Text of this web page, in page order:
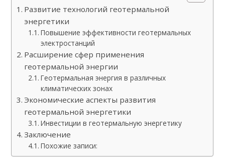
Развитие технологий геотермальной
энергетики
Повышение эффективности геотермальных
электростанций
Расширение сфер применения
геотермальной энергии
Геотермальная энергия в различных
климатических зонах
Экономические аспекты развития
геотермальной энергетики
Инвестиции в геотермальную энергетику
Заключение
Похожие записи: